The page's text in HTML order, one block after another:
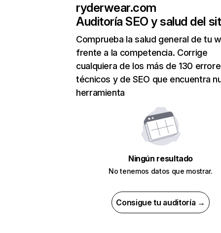
ryderwear.com
Auditoría SEO y salud del
Comprueba la salud general de tu
frente a la competencia. Corrige
cualquiera de los más de 130
técnicos y de SEO que encuentra
herramienta
Ningún resultado
No tenemos datos que mostrar.
Consigue tu auditoría →